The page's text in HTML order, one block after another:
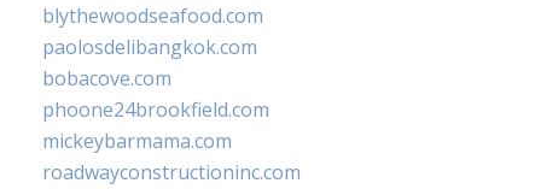
blythewoodseafood.com
paolosdelibangkok.com
bobacove.com
phoone24brookfield.com
mickeybarmama.com
roadwayconstructioninc.com